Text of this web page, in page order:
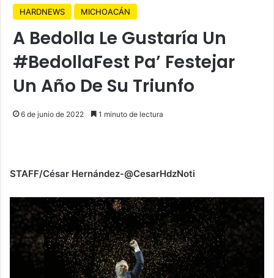
HARDNEWS MICHOACÁN
A Bedolla Le Gustaría Un
#BedollaFest Pa’ Festejar
Un Año De Su Triunfo
6 de junio de 2022 1 minuto de lectura
STAFF/César Hernández-@CesarHdzNoti